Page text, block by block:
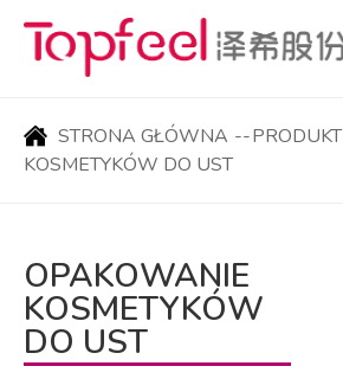
STRONA GŁÓWNA --PRODUKT
KOSMETYKÓW DO UST
OPAKOWANIE
KOSMETYKÓW
DO UST